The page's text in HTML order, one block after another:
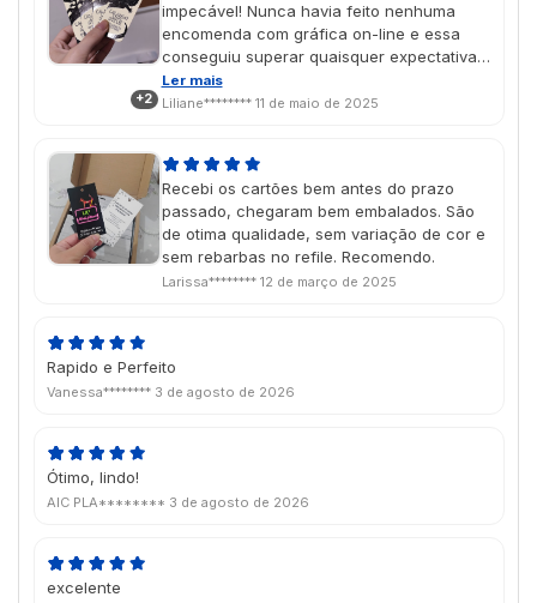
+2
impecável! Nunca havia feito nenhuma
encomenda com gráfica on-line e essa
conseguiu superar quaisquer expectativas
que eu tivesse, com certeza irei
encomendar mais produtos no futuro As
um charme muito especial! É um presente
de dia das mães e chegou na data
perfeita, super aprovado porque ela amou
🥹💖
Ler mais
Liliane******** 11 de maio de 2025
Recebi os cartões bem antes do prazo
passado, chegaram bem embalados. São
de otima qualidade, sem variação de cor e
sem rebarbas no refile. Recomendo.
Larissa******** 12 de março de 2025
Rapido e Perfeito
Vanessa******** 3 de agosto de 2026
Ótimo, lindo!
AIC PLA******** 3 de agosto de 2026
excelente